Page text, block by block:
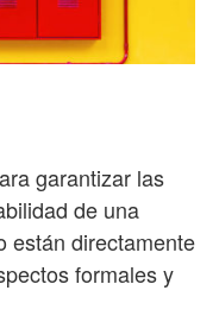
garantizar las
de una
están directamente
formales y